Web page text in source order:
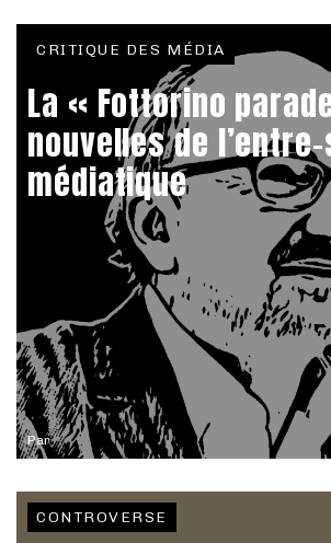
Par
CRITIQUE DES MÉDIA
La « Fottorino
nouvelles de
médiatique
CONTROVERSE